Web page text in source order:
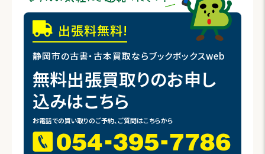
出張料無料!
静岡市の古書・古本買取ならブックボックスweb
無料出張買取りのお申し
込みはこちら
お電話での買い取りのご予約、ご質問はこちらから